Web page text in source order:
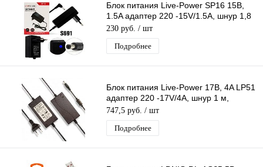
Блок питания Live-Power SP16 15В,
1.5A адаптер 220 -15V/1.5A, шнур 1,8
м, штекер 4,0*1,7 мм (черный)
230 руб. / шт
Подробнее
Блок питания Live-Power 17В, 4A LP51
адаптер 220 -17V/4A, шнур 1 м,
штекер 5.5*2,5 мм
747,5 руб. / шт
Подробнее